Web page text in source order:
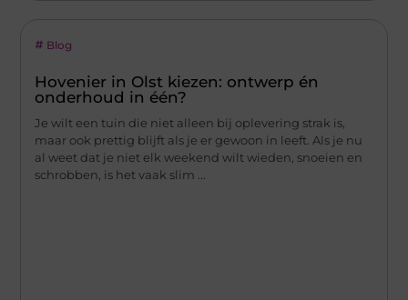
Blog
Hovenier in Olst kiezen: ontwerp én
onderhoud in één?
Je wilt een tuin die niet alleen bij oplevering strak is,
maar ook prettig blijft als je er gewoon in leeft. Als je nu
al weet dat je niet elk weekend wilt wieden, snoeien en
schrobben, is het vaak slim ...